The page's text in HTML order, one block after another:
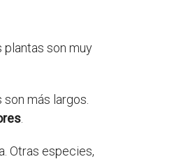
plantas son muy
más largos.
Otras especies,